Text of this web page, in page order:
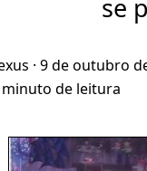
se
· 9 de outubro
minuto de leitura